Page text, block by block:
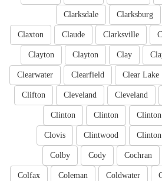
Clarksburg
Clarksdale
Clarksville
Claude
Claxton
Clay
Clayton
Clayton
Clear Lake
Clearfield
Clearwater
Cleveland
Cleveland
Clifton
Clinton
Clinton
Clinton
Clinton
Clintwood
Clovis
Cochran
Cody
Colby
Coldwater
Coleman
Colfax